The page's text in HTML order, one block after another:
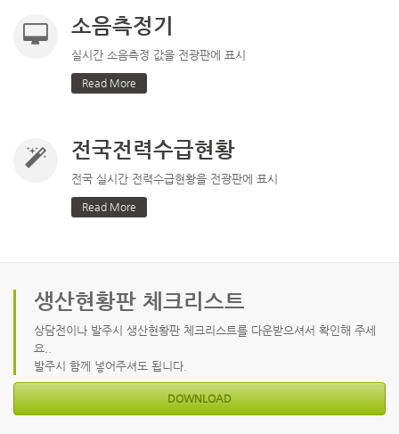
소음측정기
실시간 소음측정 값을 전광판에 표시
Read More
전국전력수급현황
전국 실시간 전력수급현황을 전광판에 표시
Read More
생산현황판 체크리스트
상담전이나 발주시 생산현황판 체크리스트를 다운받으셔서 확인해 주세
요..
발주시 함께 넣어주셔도 됩니다.
DOWNLOAD